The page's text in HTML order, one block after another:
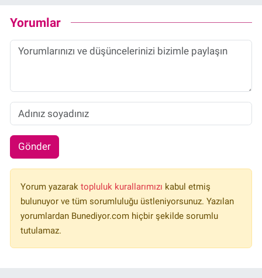
Yorumlar
Gönder
Yorum yazarak topluluk kurallarımızı kabul etmiş
bulunuyor ve tüm sorumluluğu üstleniyorsunuz. Yazılan
yorumlardan Bunediyor.com hiçbir şekilde sorumlu
tutulamaz.